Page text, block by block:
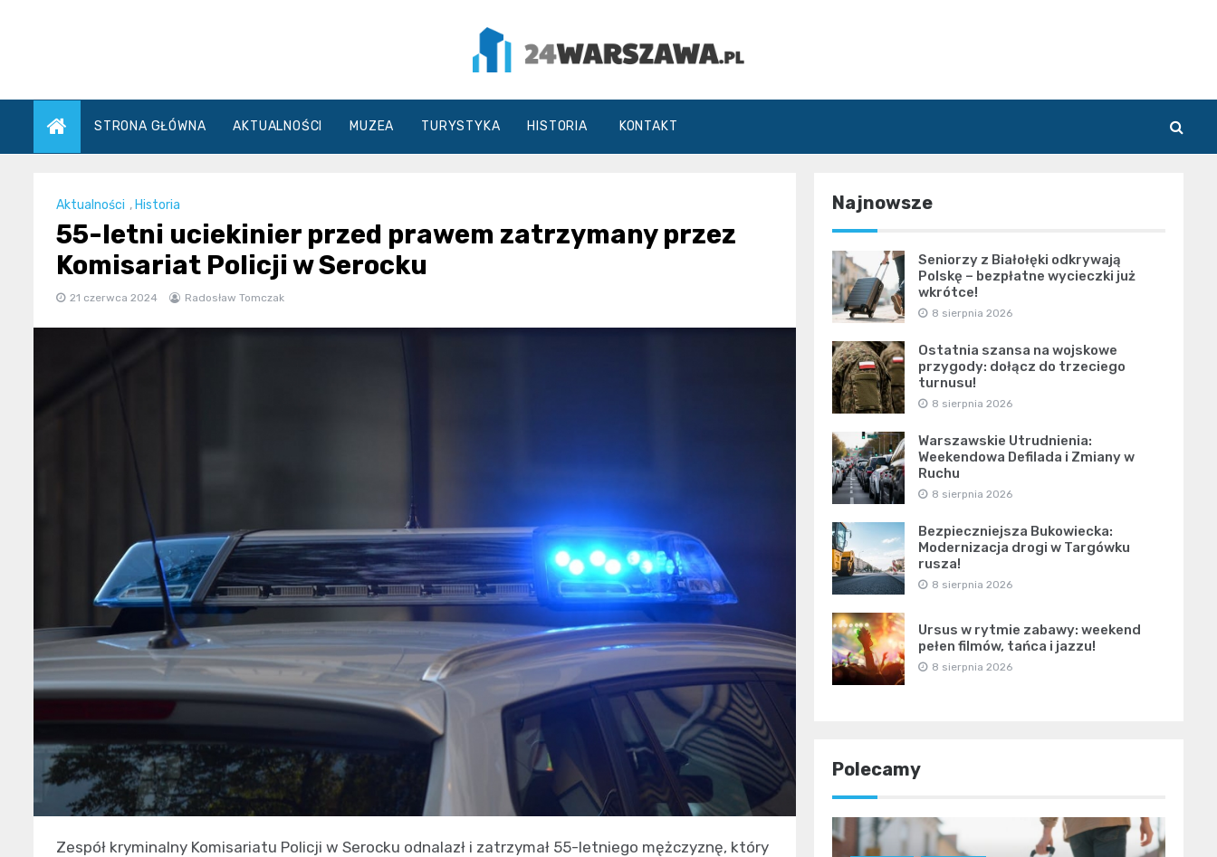
24Warszawa.pl
STRONA GŁÓWNA AKTUALNOŚCI MUZEA TURYSTYKA HISTORIA KONTAKT
Aktualności , Historia
55-letni uciekinier przed prawem zatrzymany przez
Komisariat Policji w Serocku
21 czerwca 2024 Radosław Tomczak
Zespół kryminalny Komisariatu Policji w Serocku odnalazł i zatrzymał 55-letniego mężczyznę, który
Najnowsze
Seniorzy z Białołęki odkrywają
Polskę – bezpłatne wycieczki już
wkrótce!
8 sierpnia 2026
Ostatnia szansa na wojskowe
przygody: dołącz do trzeciego
turnusu!
8 sierpnia 2026
Warszawskie Utrudnienia:
Weekendowa Defilada i Zmiany w
Ruchu
8 sierpnia 2026
Bezpieczniejsza Bukowiecka:
Modernizacja drogi w Targówku
rusza!
8 sierpnia 2026
Ursus w rytmie zabawy: weekend
pełen filmów, tańca i jazzu!
8 sierpnia 2026
Polecamy